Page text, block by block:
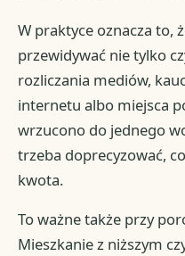
W praktyce oznacza to,
przewidywać nie tylko
rozliczania mediów,
internetu albo miejsca
wrzucono do jednego
trzeba doprecyzować,
kwota.
To ważne także przy
Mieszkanie z niższym